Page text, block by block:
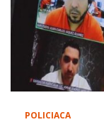
POLICIACA